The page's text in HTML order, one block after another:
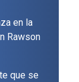
en la
Rawson
que se